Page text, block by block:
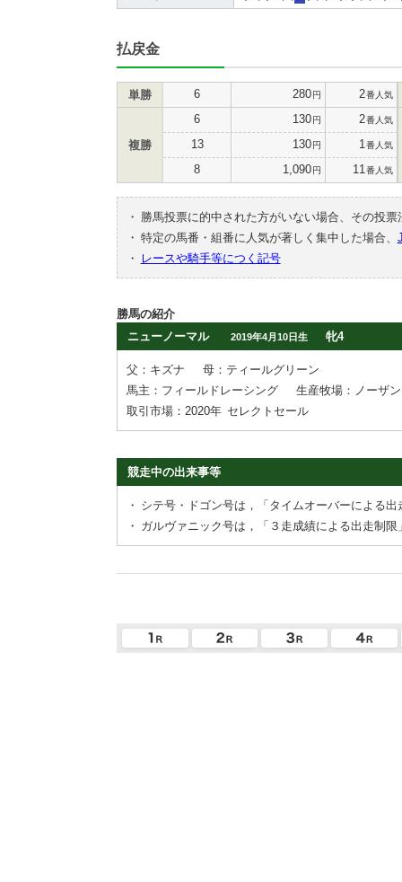
払戻金
単勝 6 280円 2番人気
複勝
6 130円 2番人気
13 130円 1 番人気
8 1,090円 11 番人気
・
勝馬投票に的中された方がいない場合、その投
・ 特定の馬番・組番に人気が著しく集中した場合、
・
レースや騎手等につく記号
勝馬の紹介
ニューノーマル
2019年4月10日生 牝4
父：キズナ
母：ティールグリーン
馬主：フィールドレーシング
生産牧場：ノーザ
取引市場：2020年 セレクトセール
競走中の出来事等
・ シテ号・ドゴン号は，「タイムオーバーによる
・ ガルヴァニック号は，「３走成績による出走制